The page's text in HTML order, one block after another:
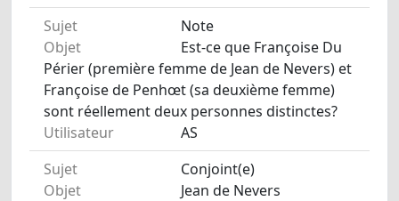
Sujet
Note
Objet
Est-ce que Françoise Du
Périer (première femme de Jean de Nevers) et
Françoise de Penhœt (sa deuxième femme)
sont réellement deux personnes distinctes?
Utilisateur
AS
Sujet
Conjoint(e)
Objet
Jean de Nevers